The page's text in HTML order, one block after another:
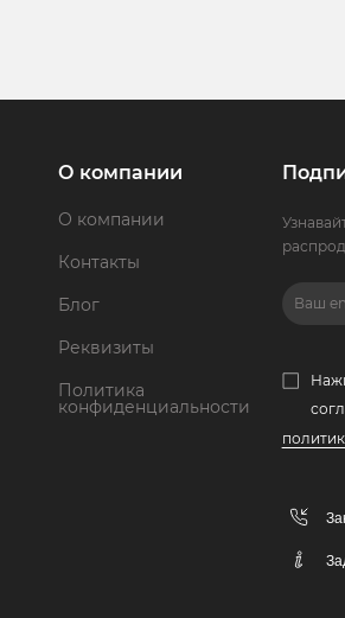
О компании
О компании
Контакты
Блог
Реквизиты
Политика
конфиденциальности